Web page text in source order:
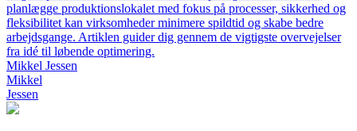
planlægge produktionslokalet med fokus på processer, sikkerhed og
fleksibilitet kan virksomheder minimere spildtid og skabe bedre
arbejdsgange. Artiklen guider dig gennem de vigtigste overvejelser
fra idé til løbende optimering.
Mikkel Jessen
Mikkel
Jessen